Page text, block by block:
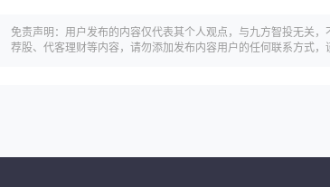
免责声明：用户发布的内容仅代表其个人观点，与九方智投无关
荐股、代客理财等内容，请勿添加发布内容用户的任何联系方式，